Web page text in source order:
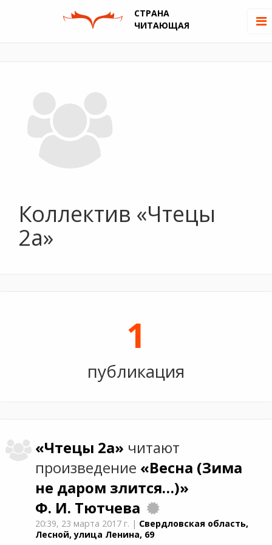
СТРАНА
ЧИТАЮЩАЯ
Коллектив «Чтецы
2а»
1
публикация
«Чтецы 2а» читают
произведение «Весна (Зима
не даром злится…)»
Ф. И. Тютчева
20:39, 23 марта 2017 г. | Свердловская область,
Лесной, улица Ленина, 69